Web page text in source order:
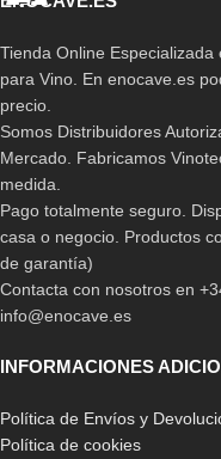
Tienda Online
para Vino. En enocave.es
precio.
Somos Distribuidores
Mercado. Fabricamos
medida.
Pago totalmente seguro.
casa o negocio. Productos
de garantía)
Contacta con nosotros en
info@enocave.es
INFORMACIONES
Política de Envíos y
Política de cookies